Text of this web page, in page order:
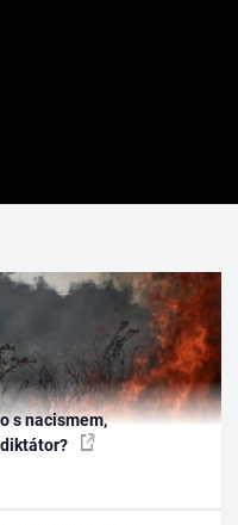
s nacismem,